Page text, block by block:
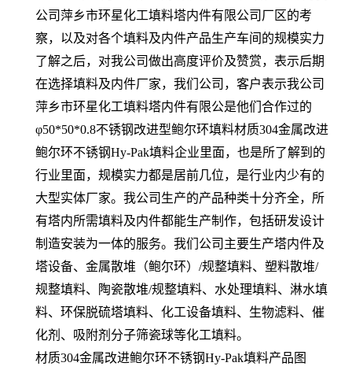
公司萍乡市环星化工填料塔内件有限公司厂区的考
察，以及对各个填料及内件产品生产车间的规模实力
了解之后，对我公司做出高度评价及赞赏，表示后期
在选择填料及内件厂家，我们公司，客户表示我公司
萍乡市环星化工填料塔内件有限公是他们合作过的
φ50*50*0.8不锈钢改进型鲍尔环填料材质304金属改进
鲍尔环不锈钢Hy-Pak填料企业里面，也是所了解到的
行业里面，规模实力都是居前几位，是行业内少有的
大型实体厂家。我公司生产的产品种类十分齐全，所
有塔内所需填料及内件都能生产制作，包括研发设计
制造安装为一体的服务。我们公司主要生产塔内件及
塔设备、金属散堆（鲍尔环）/规整填料、塑料散堆/
规整填料、陶瓷散堆/规整填料、水处理填料、淋水填
料、环保脱硫塔填料、化工设备填料、生物滤料、催
化剂、吸附剂分子筛瓷球等化工填料。
材质304金属改进鲍尔环不锈钢Hy-Pak填料产品图